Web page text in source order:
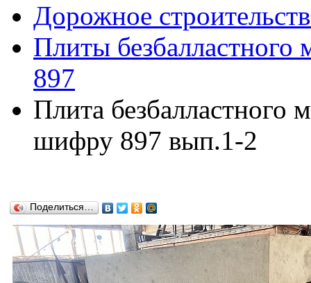
Дорожное
Плиты
897
Плита безбалластного
шифру 897 вып.1-2
Поделиться…